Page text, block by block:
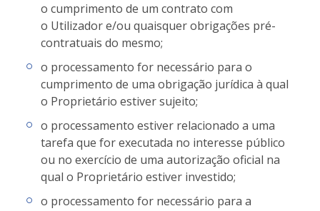
o cumprimento de um contrato com
o Utilizador e/ou quaisquer obrigações pré-
contratuais do mesmo;
o processamento for necessário para o
cumprimento de uma obrigação jurídica à qual
o Proprietário estiver sujeito;
o processamento estiver relacionado a uma
tarefa que for executada no interesse público
ou no exercício de uma autorização oficial na
qual o Proprietário estiver investido;
o processamento for necessário para a